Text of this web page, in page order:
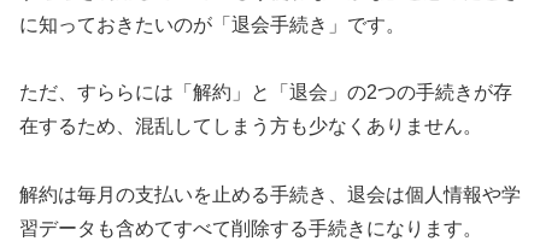
に知っておきたいのが「退会手続き」です。
ただ、すららには「解約」と「退会」の2つの手続きが存
在するため、混乱してしまう方も少なくありません。
解約は毎月の支払いを止める手続き、退会は個人情報や学
習データも含めてすべて削除する手続きになります。